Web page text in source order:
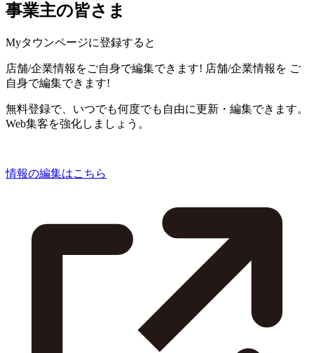
事業主の皆さま
Myタウンページに登録すると
店舗/企業情報をご自身で編集できます! 店舗/企業情報を ご
自身で編集できます!
無料登録で、いつでも何度でも自由に更新・編集できます。
Web集客を強化しましょう。
情報の編集はこちら